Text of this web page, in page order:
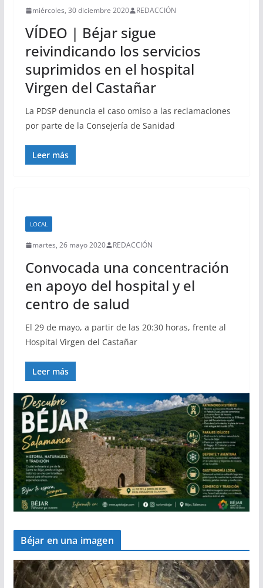
miércoles, 30 diciembre 2020 REDACCIÓN
VÍDEO | Béjar sigue
reivindicando los servicios
suprimidos en el hospital
Virgen del Castañar
La PDSP denuncia el caso omiso a las reclamaciones
por parte de la Consejería de Sanidad
Leer más
LOCAL
martes, 26 mayo 2020 REDACCIÓN
Convocada una concentración
en apoyo del hospital y el
centro de salud
El 29 de mayo, a partir de las 20:30 horas, frente al
Hospital Virgen del Castañar
Leer más
Béjar en una imagen